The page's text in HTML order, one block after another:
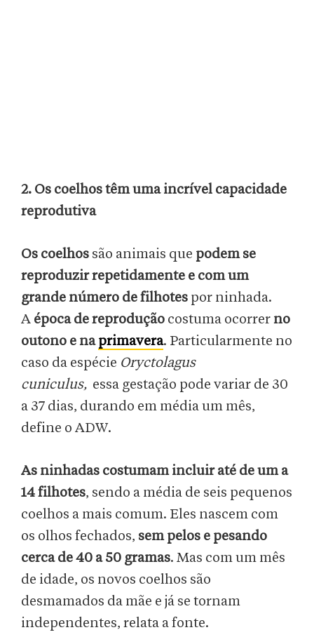
2. Os coelhos têm uma incrível capacidade
reprodutiva
Os coelhos são animais que podem se
reproduzir repetidamente e com um
grande número de filhotes por ninhada.
A época de reprodução costuma ocorrer no
outono e naprimavera. Particularmente no
caso da espécie Oryctolagus
cuniculus, essa gestação pode variar de 30
a 37 dias, durando em média um mês,
define o ADW.
As ninhadas costumam incluir até de um a
14 filhotes, sendo a média de seis pequenos
coelhos a mais comum. Eles nascem com
os olhos fechados, sem pelos e pesando
cerca de 40 a 50 gramas. Mas com um mês
de idade, os novos coelhos são
desmamados da mãe e já se tornam
independentes, relata a fonte.